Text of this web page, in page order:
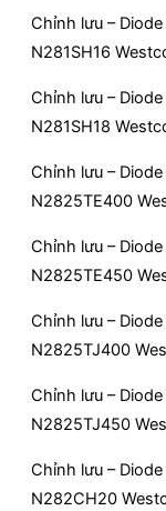
Chỉnh lưu –
N281SH16
Chỉnh lưu –
N281SH18
Chỉnh lưu –
N2825TE400
Chỉnh lưu –
N2825TE450
Chỉnh lưu –
N2825TJ400
Chỉnh lưu –
N2825TJ450
Chỉnh lưu –
N282CH20